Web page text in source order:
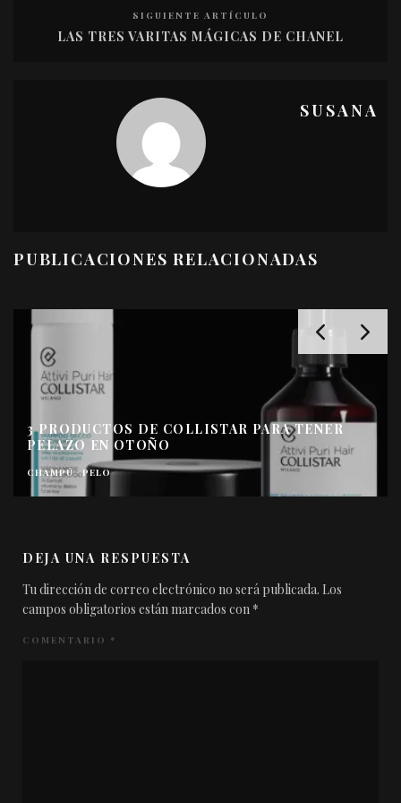
SIGUIENTE ARTÍCULO
LAS TRES VARITAS MÁGICAS DE CHANEL
SUSANA
PUBLICACIONES RELACIONADAS
3 PRODUCTOS DE COLLISTAR PARA TENER
PELAZO EN OTOÑO
CHAMPÚ PELO
DEJA UNA RESPUESTA
Tu dirección de correo electrónico no será publicada. Los
campos obligatorios están marcados con *
COMENTARIO *